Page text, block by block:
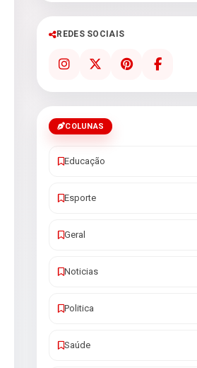
REDES SOCIAIS
COLUNAS
Educação
Esporte
Geral
Noticias
Politica
Saúde